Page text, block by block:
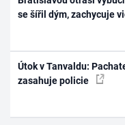
se šířil dým, zachycuje
Útok v Tanvaldu:
zasahuje policie